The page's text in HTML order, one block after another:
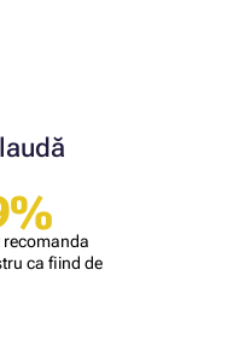
recomanda
ca fiind de